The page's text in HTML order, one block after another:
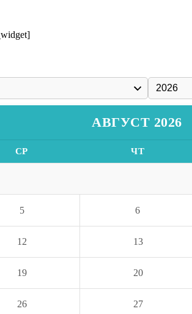
АВГУСТ 2026
СР ЧТ
5 6
12 13
19 20
26 27